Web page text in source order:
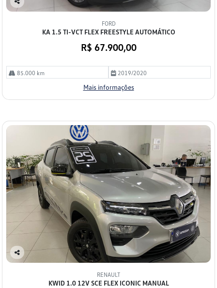
Co
FORD
KA 1.5 TI-VCT FLEX FREESTYLE AUTOMÁTICO
R$ 67.900,00
85.000 km 2019/2020
Mais informações
Co
RENAULT
KWID 1.0 12V SCE FLEX ICONIC MANUAL